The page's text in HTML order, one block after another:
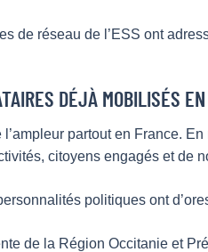
de réseau de l’ESS ont
DÉJÀ MOBILISÉS
partout en France.
citoyens engagés et de
politiques ont
de la Région Occitanie et